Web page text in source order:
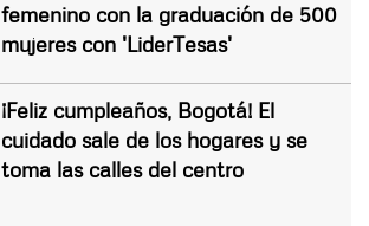
femenino con la graduación de 500
mujeres con 'LiderTesas'
¡Feliz cumpleaños, Bogotá! El
cuidado sale de los hogares y se
toma las calles del centro